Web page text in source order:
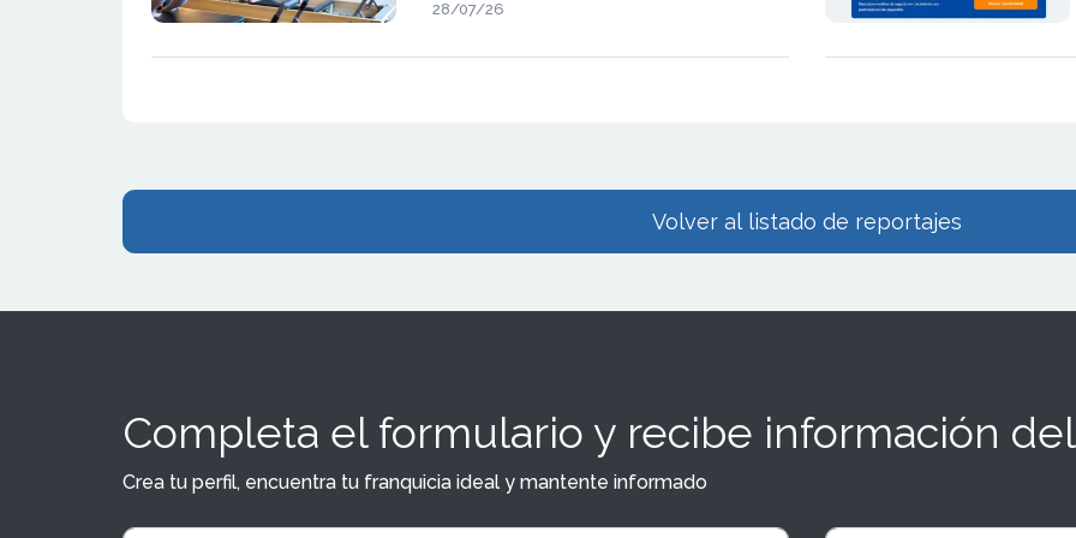
Movement fue f
28/07/26
Volver al listado de reportajes
Completa el formulario y recibe información
Crea tu perfil, encuentra tu franquicia ideal y mantente informado